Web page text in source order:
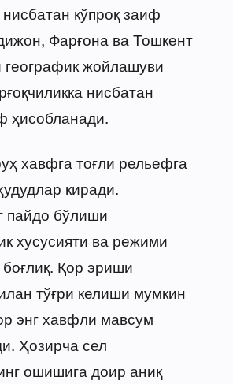
кўпроқ заиф
Фарғона ва Тошкент
географик жойлашуви
нисбатан
ҳисобланади.
хавфга тоғли рельефга
киради.
пайдо бўлиши
хусусияти ва режими
Қор эриши
тўғри келиши мумкин
энг хавфли мавсум
Ҳозирча сел
ошишига доир аниқ